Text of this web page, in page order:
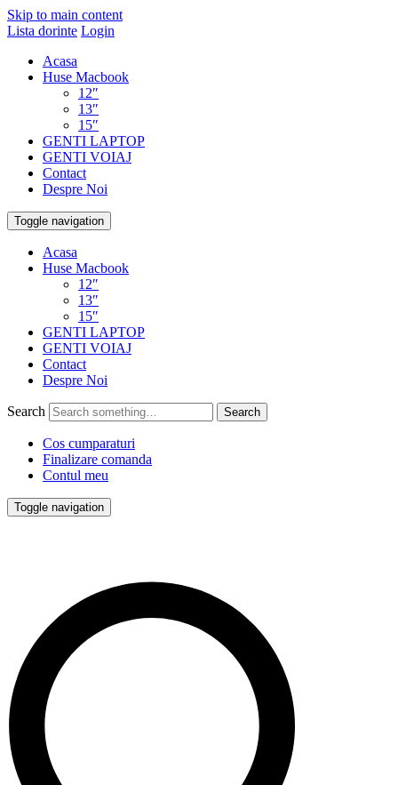
Skip to main content
Lista dorinte Login
Acasa
Huse Macbook
12″
13″
15″
GENTI LAPTOP
GENTI VOIAJ
Contact
Despre Noi
Toggle navigation
Acasa
Huse Macbook
12″
13″
15″
GENTI LAPTOP
GENTI VOIAJ
Contact
Despre Noi
Search
Cos cumparaturi
Finalizare comanda
Contul meu
Toggle navigation